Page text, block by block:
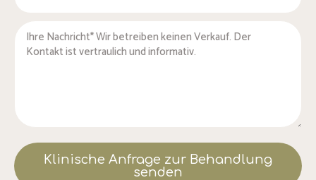
Klinische Anfrage zur Behandlung
senden